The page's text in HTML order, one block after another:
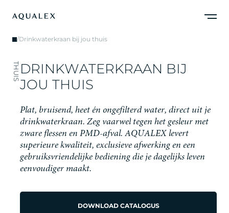
/Drinkwaterkraan bij jou thuis
THUISDRINKWATERKRAAN BIJ
JOU THUIS
Plat, bruisend, heet én ongefilterd water, direct uit je
drinkwaterkraan. Zeg vaarwel tegen het gesleur met
zware flessen en PMD-afval. AQUALEX levert
superieure kwaliteit, exclusieve afwerking en een
gebruiksvriendelijke bediening die je dagelijks leven
eenvoudiger maakt.
DOWNLOAD CATALOGUS